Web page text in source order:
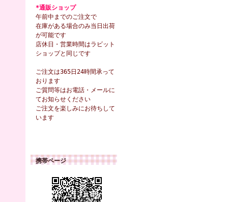
*通販ショップ
午前中までのご注文で
在庫がある場合のみ当日出荷
が可能です
店休日・営業時間はラビット
ショップと同じです
ご注文は365日24時間承って
おります
ご質問等はお電話・メールに
てお知らせください
ご注文を楽しみにお待ちして
います
携帯ページ